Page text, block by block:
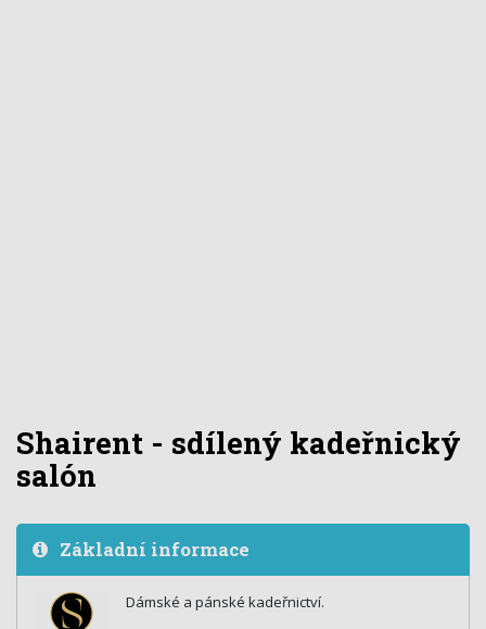
Shairent - sdílený kadeřnický
salón
Základní informace
Dámské a pánské kadeřnictví.